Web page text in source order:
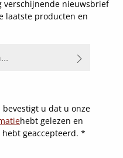
verschijnende nieuwsbrief
laatste producten en
u dat u onze
hebt gelezen en
hebt geaccepteerd. *